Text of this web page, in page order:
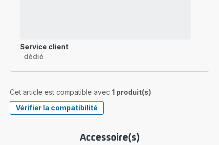
Service client
dédié
Cet article est compatible avec 1 produit(s)
Vérifier la compatibilité
Accessoire(s)